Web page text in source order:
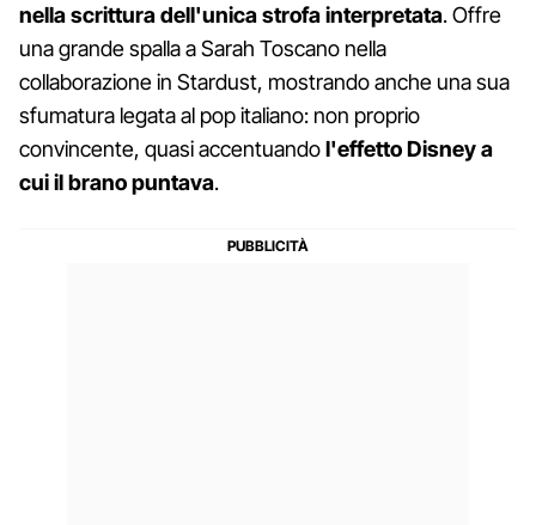
nella scrittura dell'unica strofa interpretata. Offre
una grande spalla a Sarah Toscano nella
collaborazione in Stardust, mostrando anche una sua
sfumatura legata al pop italiano: non proprio
convincente, quasi accentuandol'effetto Disney a
cui il brano puntava.